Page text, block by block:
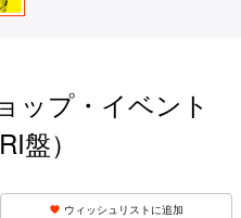
ップ・イベント
盤）
ウィッシュリストに追加